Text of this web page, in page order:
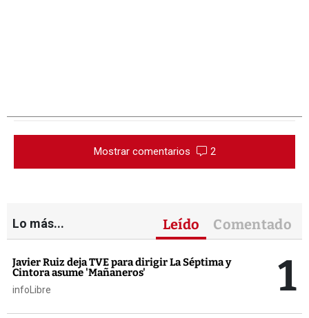
Mostrar comentarios 2
Lo más... Leído Comentado
Javier Ruiz deja TVE para dirigir La Séptima y
Cintora asume 'Mañaneros'
infoLibre 1